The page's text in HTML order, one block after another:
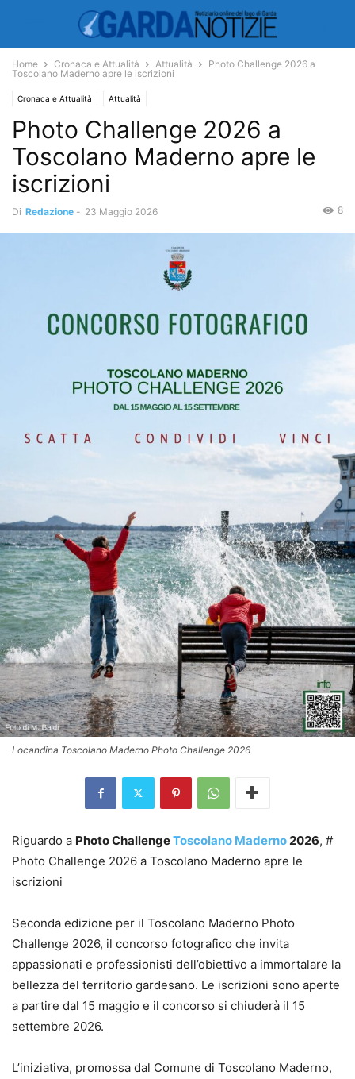
Home Cronaca e Attualità Attualità
Photo Challenge 2026 a
Toscolano Maderno apre le iscrizioni
Cronaca e Attualità Attualità
Photo Challenge 2026 a
Toscolano Maderno apre le
iscrizioni
Di Redazione - 23 Maggio 2026 8
Locandina Toscolano Maderno Photo Challenge 2026
Riguardo a Photo ChallengeToscolano Maderno 2026, #
Photo Challenge 2026 a Toscolano Maderno apre le
iscrizioni
Seconda edizione per il Toscolano Maderno Photo
Challenge 2026, il concorso fotografico che invita
appassionati e professionisti dell’obiettivo a immortalare la
bellezza del territorio gardesano. Le iscrizioni sono aperte
a partire dal 15 maggio e il concorso si chiuderà il 15
settembre 2026.
L’iniziativa, promossa dal Comune di Toscolano Maderno,